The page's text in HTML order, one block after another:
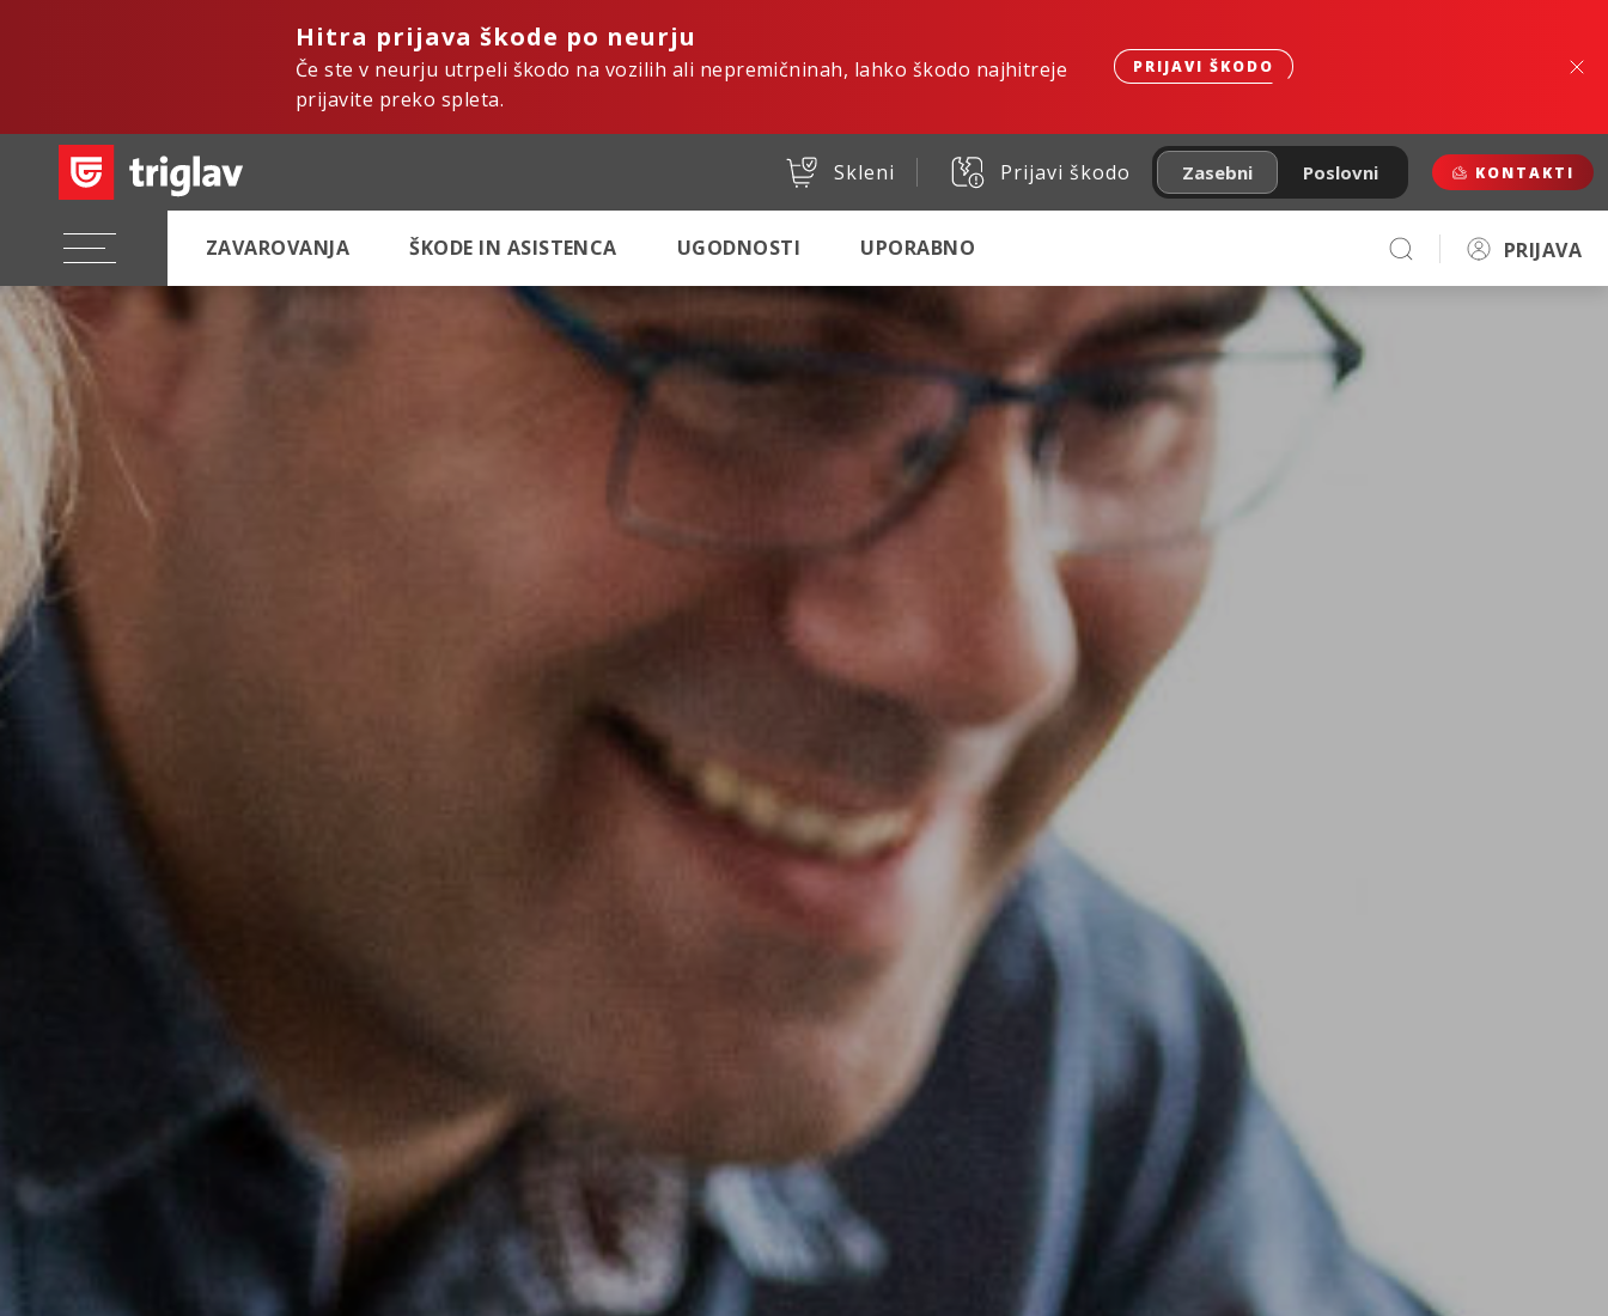
Hitra prijava škode po neurju
Če ste v neurju utrpeli škodo na vozilih ali nepremičninah, lahko škodo najhitreje
prijavite preko spleta.
PRIJAVI ŠKODO
Skleni Prijavi škodo Zasebni Poslovni KONTAKTI
ZAVAROVANJA ŠKODE IN ASISTENCA UGODNOSTI UPORABNO PRIJAVA